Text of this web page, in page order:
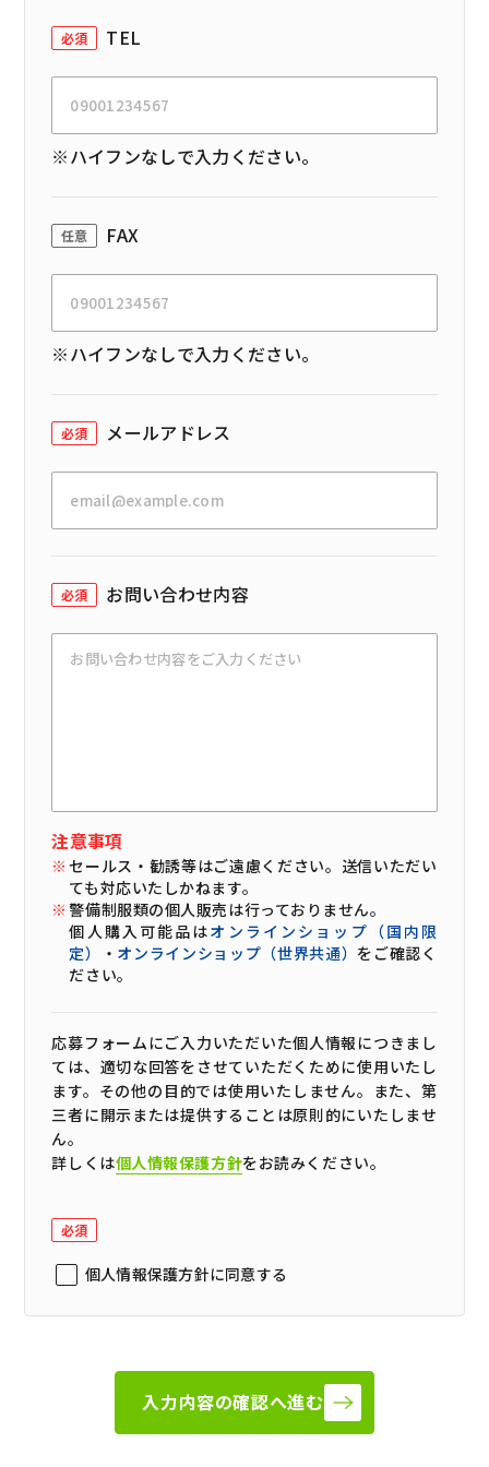
必須 TEL
※ハイフンなしで入力ください。
任意 FAX
※ハイフンなしで入力ください。
必須 メールアドレス
必須 お問い合わせ内容
注意事項
※ セールス・勧誘等はご遠慮ください。送信いただい
ても対応いたしかねます。
※ 警備制服類の個人販売は行っておりません。
個人購入可能品はオンラインショップ（国内限
定）
・ オンラインショップ（世界共通） をご確認く
ださい。
応募フォームにご入力いただいた個人情報につきまし
ては、適切な回答をさせていただくために使用いたし
ます。その他の目的では使用いたしません。また、第
三者に開示または提供することは原則的にいたしませ
ん。
詳しくは個人情報保護方針をお読みください。
必須
個人情報保護方針に同意する
入力内容の確認へ進む